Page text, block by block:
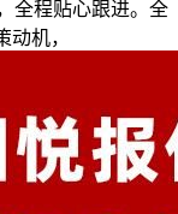
程贴心跟进。全
机，